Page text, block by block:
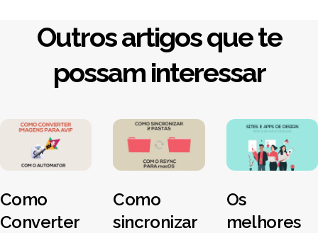
Outros artigos que te
possam interessar
Como
Converter
Como
sincronizar
Os
melhores